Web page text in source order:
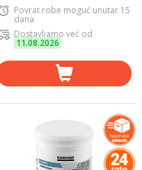
Povrat robe moguć unutar 15
dana
Dostavljamo već od
11.08.2026